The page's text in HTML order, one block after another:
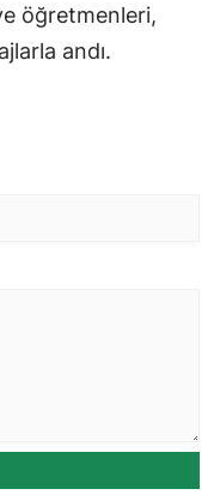
öğretmenleri,
andı.